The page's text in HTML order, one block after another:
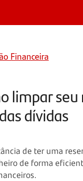
Financeira
limpar
dívidas
de ter uma
de forma